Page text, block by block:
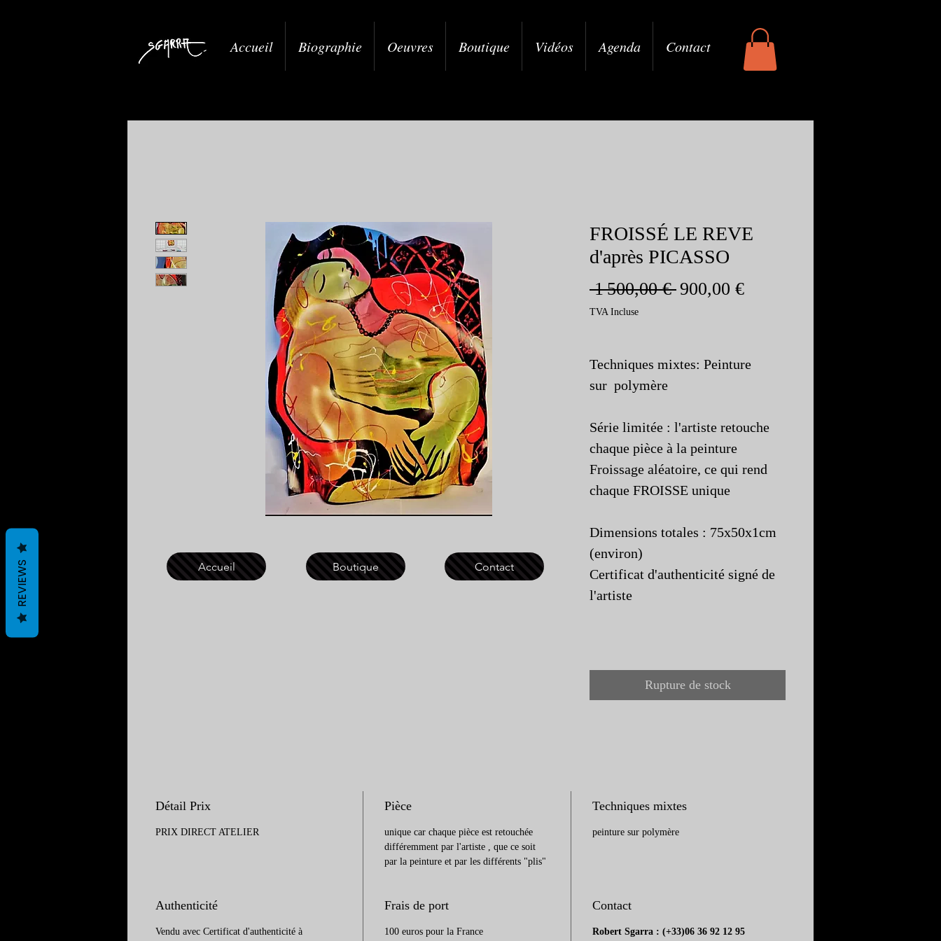
Accueil Biographie Oeuvres Boutique Vidéos Agenda Contact
FROISSÉ LE REVE
d'après PICASSO
1 500,00 € Prix
900,00 €Prix
TVA Incluse
Techniques mixtes: Peinture
sur polymère
Série limitée : l'artiste retouche
chaque pièce à la peinture
Froissage aléatoire, ce qui rend
chaque FROISSE unique
Dimensions totales : 75x50x1cm
(environ)
Certificat d'authenticité signé de
l'artiste
l'oeuvre veuillez contacter
l'artiste via l'onglet contact ou par
Rupture de stock
Détail Prix
PRIX DIRECT ATELIER
Pièce
unique car chaque pièce est retouchée
différemment par l'artiste , que ce soit
par la peinture et par les différents "plis"
Techniques mixtes
peinture sur polymère
Authenticité
Vendu avec Certificat d'authenticité à
Frais de port
100 euros pour la France
Contact
Robert Sgarra : (+33)06 36 92 12 95
Accueil Boutique Contact
REVIEWS